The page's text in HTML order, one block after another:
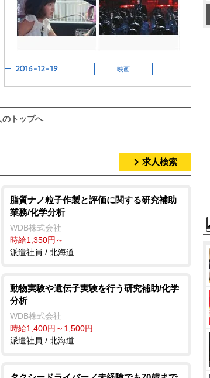
2016-12-19 映画
のトップへ
求人検索
脂質ナノ粒子作製と評価に関する研究補助
業務/化学分析
WDB株式会社
時給1,350円～
派遣社員 / 北海道
動物実験や遺伝子実験を行う研究補助/化学
分析
WDB株式会社
時給1,400円～1,500円
派遣社員 / 北海道